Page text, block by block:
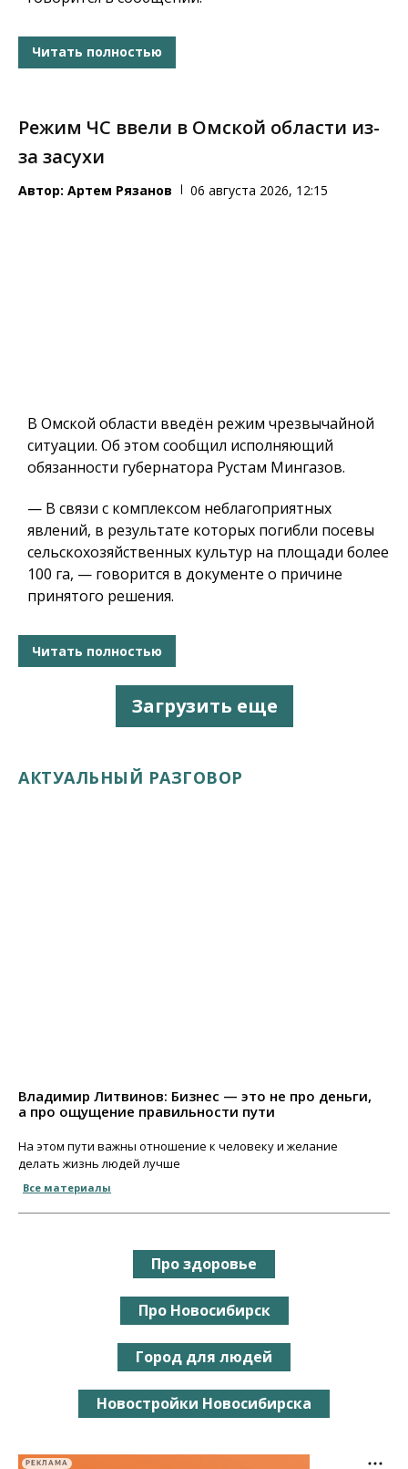
Читать полностью
Режим ЧС ввели в Омской области из-
за засухи
Автор: Артем Рязанов 06 августа 2026, 12:15
В Омской области введён режим чрезвычайной
ситуации. Об этом сообщил исполняющий
обязанности губернатора Рустам Мингазов.
— В связи с комплексом неблагоприятных
явлений, в результате которых погибли посевы
сельскохозяйственных культур на площади более
100 га, — говорится в документе о причине
принятого решения.
Читать полностью
Загрузить еще
АКТУАЛЬНЫЙ РАЗГОВОР
Владимир Литвинов: Бизнес — это не про деньги,
а про ощущение правильности пути
На этом пути важны отношение к человеку и желание
делать жизнь людей лучше
Все материалы
Про здоровье
Про Новосибирск
Город для людей
Новостройки Новосибирска
РЕКЛАМА